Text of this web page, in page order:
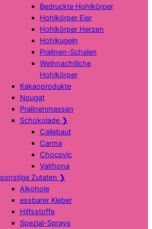
Bedruckte Hohlkörper
Hohlkörper Eier
Hohlkörper Herzen
Hohlkugeln
Pralinen-Schalen
Weihnachtliche
Hohlkörper
Kakaoprodukte
Nougat
Pralinenmassen
Schokolade ❯
Callebaut
Carma
Chocovic
Valrhona
sonstige Zutaten ❯
Alkohole
essbarer Kleber
Hilfsstoffe
Spezial-Sprays